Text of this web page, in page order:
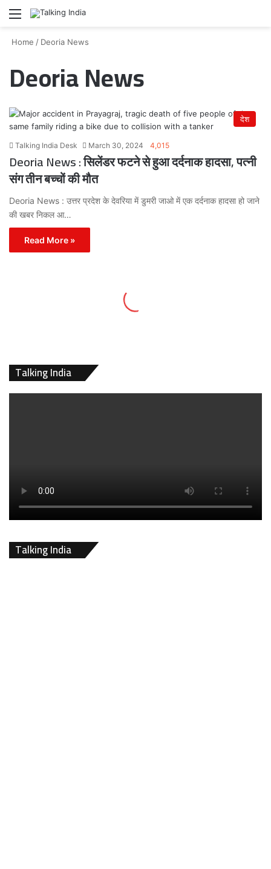
Menu
Home / Deoria News
Deoria News
देश
Talking India Desk March 30, 2024 4,015
Deoria News : सिलेंडर फटने से हुआ दर्दनाक हादसा, पत्नी
संग तीन बच्चों की मौत
Deoria News : उत्तर प्रदेश के देवरिया में डुमरी जाओ में एक दर्दनाक हादसा हो जाने
की खबर निकल आ…
Read More »
Talking India
Talking India